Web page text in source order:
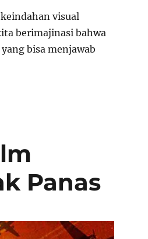
visual
berimajinasi bahwa
bisa menjawab
Panas